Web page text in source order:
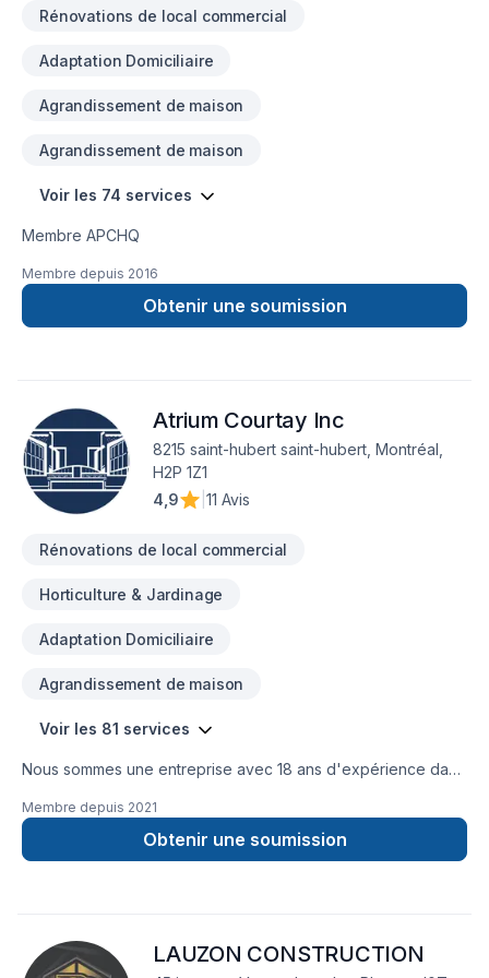
Rénovations de local commercial
Adaptation Domiciliaire
Agrandissement de maison
Agrandissement de maison
Voir les 74 services
Membre APCHQ
Membre depuis 2016
Obtenir une soumission
Atrium Courtay Inc
8215 saint-hubert saint-hubert, Montréal,
H2P 1Z1
4,9
11 Avis
Rénovations de local commercial
Horticulture & Jardinage
Adaptation Domiciliaire
Agrandissement de maison
Voir les 81 services
Nous sommes une entreprise avec 18 ans d'expérience dans
spécialisés dans le domaine de la rénovation et de la
construction, ainsi que dans divers types de travaux de
réparation et de modification dans les secteurs résidentiel,
Membre depuis 2021
Obtenir une soumission
LAUZON CONSTRUCTION